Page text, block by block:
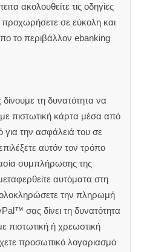
ακολουθείτε τις οδηγίες
σε εύκολη και
το περιβάλλον ebanking
τη δυνατότητα να
πιστωτική κάρτα μέσα από
την ασφάλειά του σε
αυτόν τον τρόπο
συμπλήρωσης της
αυτόματα στη
την πληρωμή
σας δίνει τη δυνατότητα
πιστωτική ή χρεωστική
προσωπικό λογαριασμό